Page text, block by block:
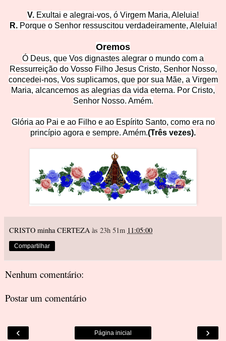
V. Exultai e alegrai-vos, ó Virgem Maria, Aleluia!
R. Porque o Senhor ressuscitou verdadeiramente, Aleluia!
Oremos
Ó Deus, que Vos dignastes alegrar o mundo com a
Ressurreição do Vosso Filho Jesus Cristo, Senhor Nosso,
concedei-nos, Vos suplicamos, que por sua Mãe, a Virgem
Maria, alcancemos as alegrias da vida eterna. Por Cristo,
Senhor Nosso. Amém.
Glória ao Pai e ao Filho e ao Espírito Santo, como era no
princípio agora e sempre. Amém.(Três vezes).
CRISTO minha CERTEZA às 23h 51m 11:05:00
Compartilhar
Nenhum comentário:
Postar um comentário
‹ ›
Página inicial